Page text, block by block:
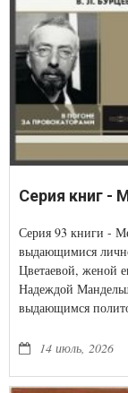
Серия книг -
Серия 93 книги -
выдающимися
Цветаевой, женой
Надеждой
выдающимся
тайной полиции и
Отечественной
официальной
14 июль, 2026